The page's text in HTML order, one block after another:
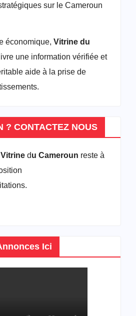
sur le Cameroun
économique, Vitrine du
une information vérifiée et
aide à la prise de
? CONTACTEZ NOUS
Vitrine du Cameroun reste à
Ici